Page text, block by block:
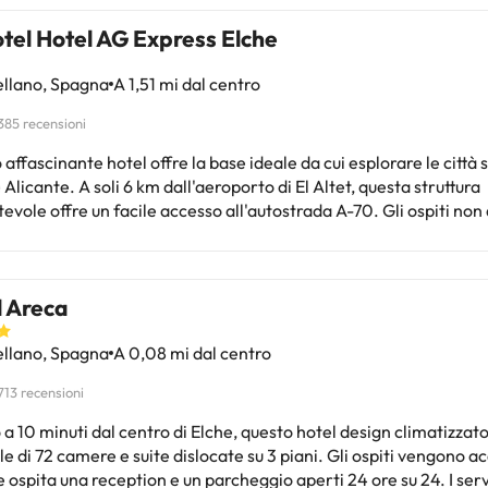
Hotel AG Express Elche
Spagna A 1,51 mi dal centro
recensioni
affascinante hotel offre la base ideale da cui esplorare le città
Alicante. A soli 6 km dall'aeroporto di El Altet, questa struttura
offre un facile accesso all'autostrada A-70. Gli ospiti
Tutte dispongono di attrezzature moderne come aria
individuale e bagno privato e completamente attrezzato. I
d'affari apprezzeranno la sala riunioni in grado di ospitare
nonché l'angolo internet, ideale per chi desidera rimanere
Areca
Spagna A 0,08 mi dal centro
recensioni
10 minuti dal centro di Elche, questo hotel design
di 72 camere e suite dislocate su 3 piani. Gli ospiti vengono
ospita una reception e un parcheggio aperti 24 ore su 24. I